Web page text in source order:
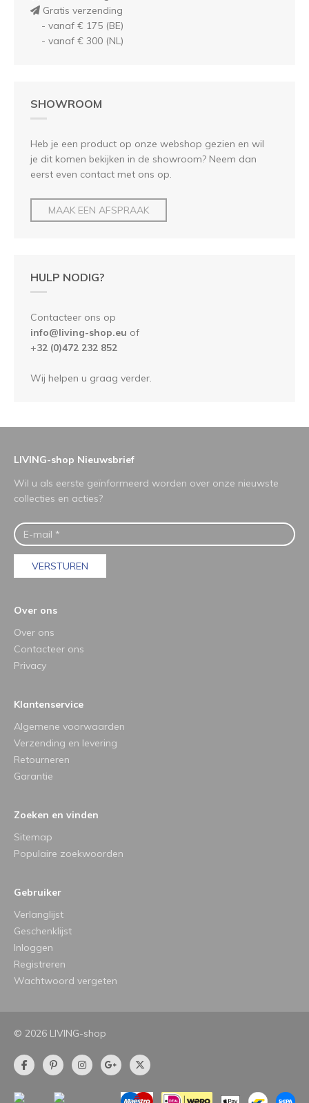
Gratis verzending
- vanaf € 175 (BE)
- vanaf € 300 (NL)
SHOWROOM
Heb je een product op onze webshop gezien en wil
je dit komen bekijken in de showroom? Neem dan
eerst even contact met ons op.
MAAK EEN AFSPRAAK
HULP NODIG?
Contacteer ons op
info@living-shop.eu of
+32 (0)472 232 852
Wij helpen u graag verder.
LIVING-shop Nieuwsbrief
Wil u als eerste geïnformeerd worden over onze nieuwste
collecties en acties?
VERSTUREN
Over ons
Over ons
Contacteer ons
Privacy
Klantenservice
Algemene voorwaarden
Verzending en levering
Retourneren
Garantie
Zoeken en vinden
Sitemap
Populaire zoekwoorden
Gebruiker
Verlanglijst
Geschenklijst
Inloggen
Registreren
Wachtwoord vergeten
© 2026 LIVING-shop